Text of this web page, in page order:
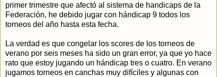
primer trimestre que afectó al sistema de handicaps de la
Federación, he debido jugar con hándicap 9 todos los
torneos del año hasta esta fecha.
La verdad es que congelar los scores de los torneos de
verano por seis meses ha sido un gran error, ya que yo hace
rato que estoy jugando un hándicap tres o cuatro. En verano
jugamos torneos en canchas muy difíciles y algunas con